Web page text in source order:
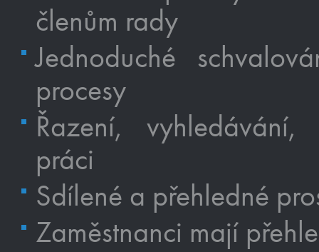
členům rady
Jednoduché
procesy
Řazení,
práci
Sdílené a přehledné
Zaměstnanci mají